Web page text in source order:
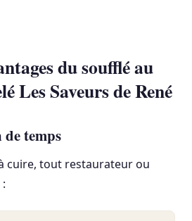
du soufflé au
Les Saveurs de René
temps
cuire, tout restaurateur ou